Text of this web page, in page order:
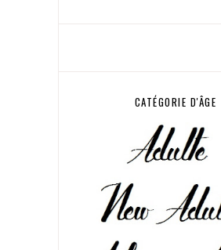
CATÉGORIE D'ÂGE